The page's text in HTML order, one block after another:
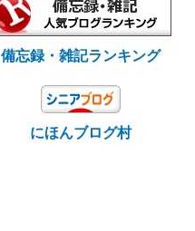
備忘録・雑記ランキング
にほんブログ村